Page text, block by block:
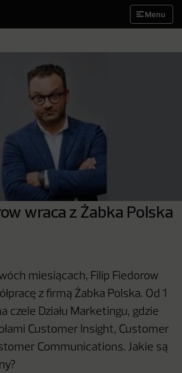
Menu
wraca z Żabka Polska
miesiącach, Filip Fiedorow
z firmą Żabka Polska. Od 1
czele Działu Marketingu, gdzie
Customer Insight, Customer
Communications. Jakie są